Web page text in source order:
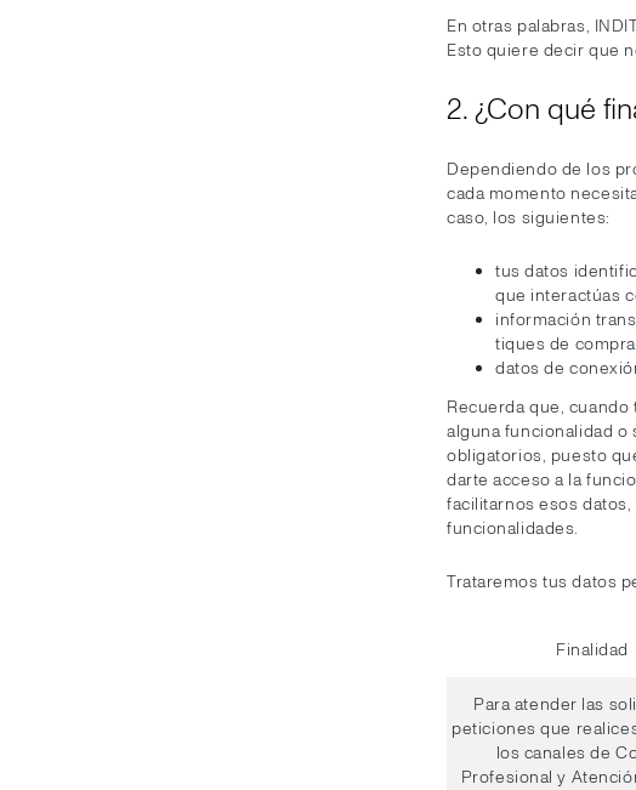
En otras palabras,
Esto quiere decir que
2. ¿Con qué
Dependiendo de los
cada momento
caso, los siguientes:
tus datos
que interactúas
información
tiques de
datos de
Recuerda que,
alguna funcionalidad o
obligatorios, puesto
darte acceso a la
facilitarnos esos
funcionalidades.
Trataremos tus datos
Finalidad
Para atender las
peticiones que
los canales de
Profesional y